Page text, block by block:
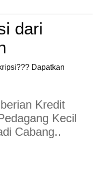
dari
Dapatkan
Kredit
Kecil
Cabang..